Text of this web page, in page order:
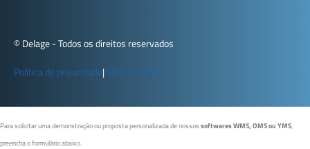
© Delage - Todos os direitos reservados
Política de privacidade|Termos de uso
Para solicitar uma demonstração ou proposta personalizada de nossossoftwares WMS, OMS ou YMS,
preencha o formulário abaixo.